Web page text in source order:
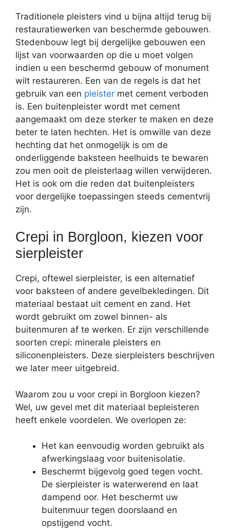
Traditionele pleisters vind u bijna altijd terug bij
restauratiewerken van beschermde gebouwen.
Stedenbouw legt bij dergelijke gebouwen een
lijst van voorwaarden op die u moet volgen
indien u een beschermd gebouw of monument
wilt restaureren. Een van de regels is dat het
gebruik van een pleister met cement verboden
is. Een buitenpleister wordt met cement
aangemaakt om deze sterker te maken en deze
beter te laten hechten. Het is omwille van deze
hechting dat het onmogelijk is om de
onderliggende baksteen heelhuids te bewaren
zou men ooit de pleisterlaag willen verwijderen.
Het is ook om die reden dat buitenpleisters
voor dergelijke toepassingen steeds cementvrij
zijn.
Crepi in Borgloon, kiezen voor
sierpleister
Crepi, oftewel sierpleister, is een alternatief
voor baksteen of andere gevelbekledingen. Dit
materiaal bestaat uit cement en zand. Het
wordt gebruikt om zowel binnen- als
buitenmuren af te werken. Er zijn verschillende
soorten crepi: minerale pleisters en
siliconenpleisters. Deze sierpleisters beschrijven
we later meer uitgebreid.
Waarom zou u voor crepi in Borgloon kiezen?
Wel, uw gevel met dit materiaal bepleisteren
heeft enkele voordelen. We overlopen ze:
Het kan eenvoudig worden gebruikt als
afwerkingslaag voor buitenisolatie.
Beschermt bijgevolg goed tegen vocht.
De sierpleister is waterwerend en laat
dampend oor. Het beschermt uw
buitenmuur tegen doorslaand en
opstijgend vocht.